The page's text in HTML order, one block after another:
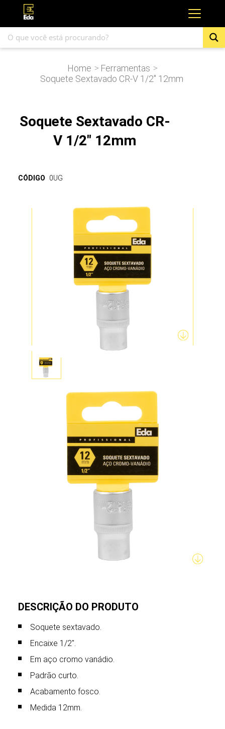
Home > Ferramentas >
Soquete Sextavado CR-V 1/2″ 12mm
Soquete Sextavado CR-
V 1/2" 12mm
CÓDIGO 0UG
DESCRIÇÃO DO PRODUTO
Soquete sextavado.
Encaixe 1/2".
Em aço cromo vanádio.
Padrão curto.
Acabamento fosco.
Medida 12mm.